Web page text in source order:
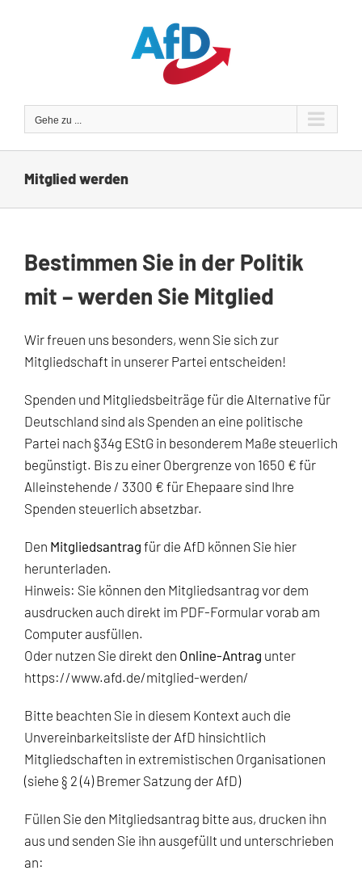
Gehe zu ...
Mitglied werden
Bestimmen Sie in der Politik
mit – werden Sie Mitglied
Wir freuen uns besonders, wenn Sie sich zur
Mitgliedschaft in unserer Partei entscheiden!
Spenden und Mitgliedsbeiträge für die Alternative für
Deutschland sind als Spenden an eine politische
Partei nach §34g EStG in besonderem Maße steuerlich
begünstigt. Bis zu einer Obergrenze von 1650 € für
Alleinstehende / 3300 € für Ehepaare sind Ihre
Spenden steuerlich absetzbar.
Den Mitgliedsantrag für die AfD können Sie hier
herunterladen.
Hinweis: Sie können den Mitgliedsantrag vor dem
ausdrucken auch direkt im PDF-Formular vorab am
Computer ausfüllen.
Oder nutzen Sie direkt den Online-Antrag unter
https://www.afd.de/mitglied-werden/
Bitte beachten Sie in diesem Kontext auch die
Unvereinbarkeitsliste der AfD hinsichtlich
Mitgliedschaften in extremistischen Organisationen
(siehe § 2 (4) Bremer Satzung der AfD)
Füllen Sie den Mitgliedsantrag bitte aus, drucken ihn
aus und senden Sie ihn ausgefüllt und unterschrieben
an: